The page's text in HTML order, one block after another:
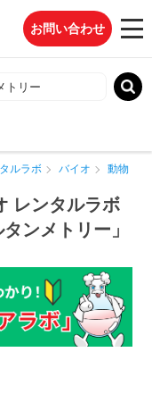
お問い合わせ
ルラボ バイオ
動物
レンタルラボ
ンメトリー」